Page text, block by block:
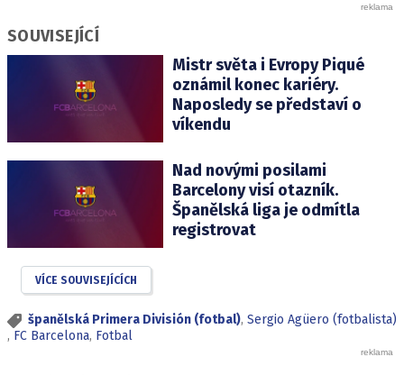
SOUVISEJÍCÍ
Mistr světa i Evropy Piqué
oznámil konec kariéry.
Naposledy se představí o
víkendu
Nad novými posilami
Barcelony visí otazník.
Španělská liga je odmítla
registrovat
VÍCE SOUVISEJÍCÍCH
španělská Primera División (fotbal), Sergio Agüero (fotbalista)
, FC Barcelona, Fotbal